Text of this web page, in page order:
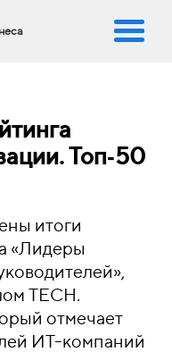
Топ‑50
итоги
«Лидеры
TECH.
отмечает
ИТ-компаний